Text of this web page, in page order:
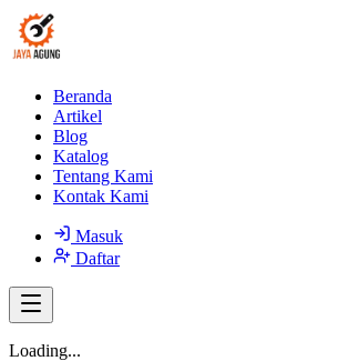
Beranda
Artikel
Blog
Katalog
Tentang Kami
Kontak Kami
Masuk
Daftar
Loading...